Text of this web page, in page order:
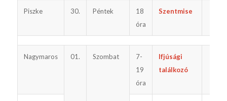
Piszke 30. Péntek
18
óra
Szentmise
Nagymaros 01. Szombat
7-
19
óra
Ifjúsági
találkozó